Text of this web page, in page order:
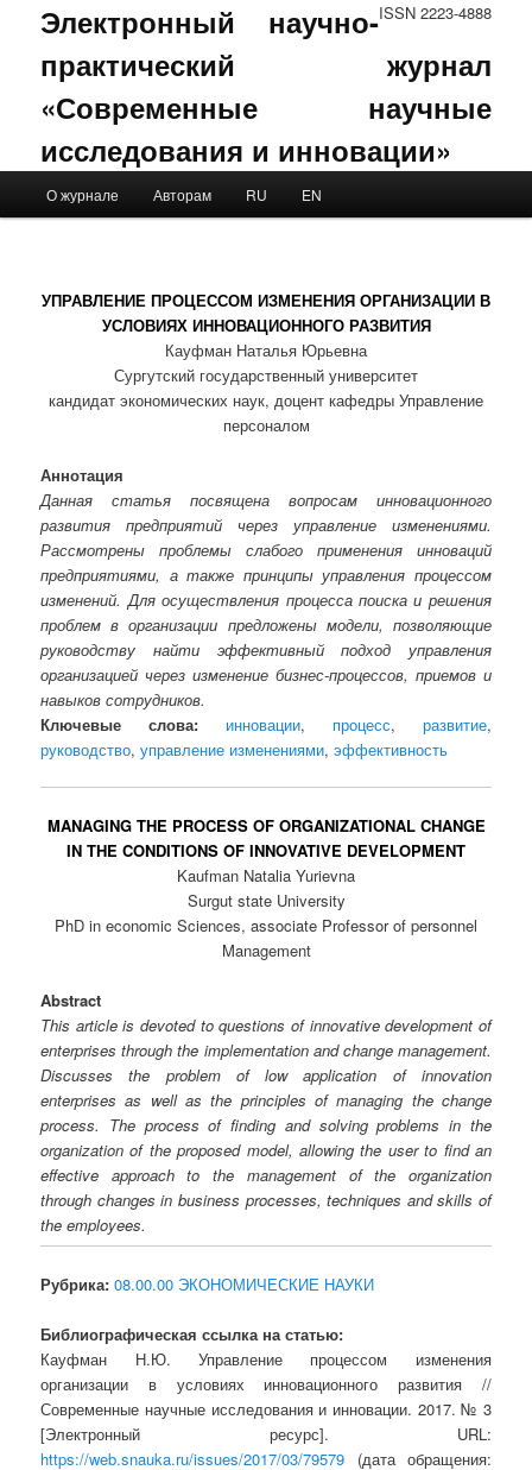
ISSN 2223-4888
Электронный научно-
практический журнал
«Современные научные
исследования и инновации»
Skip to primary content
Skip to secondary content
О журнале Авторам RU EN
УПРАВЛЕНИЕ ПРОЦЕССОМ ИЗМЕНЕНИЯ ОРГАНИЗАЦИИ В
УСЛОВИЯХ ИННОВАЦИОННОГО РАЗВИТИЯ
Кауфман Наталья Юрьевна
Сургутский государственный университет
кандидат экономических наук, доцент кафедры Управление
персоналом
Аннотация
Данная статья посвящена вопросам инновационного
развития предприятий через управление изменениями.
Рассмотрены проблемы слабого применения инноваций
предприятиями, а также принципы управления процессом
изменений. Для осуществления процесса поиска и решения
проблем в организации предложены модели, позволяющие
руководству найти эффективный подход управления
организацией через изменение бизнес-процессов, приемов и
навыков сотрудников.
Ключевые слова:
инновации, процесс, развитие,
руководство,управление изменениями,эффективность
MANAGING THE PROCESS OF ORGANIZATIONAL CHANGE
IN THE CONDITIONS OF INNOVATIVE DEVELOPMENT
Kaufman Natalia Yurievna
Surgut state University
PhD in economic Sciences, associate Professor of personnel
Management
Abstract
This article is devoted to questions of innovative development of
enterprises through the implementation and change management.
Discusses the problem of low application of innovation
enterprises as well as the principles of managing the change
process. The process of finding and solving problems in the
organization of the proposed model, allowing the user to find an
effective approach to the management of the organization
through changes in business processes, techniques and skills of
the employees.
Рубрика: 08.00.00 ЭКОНОМИЧЕСКИЕ НАУКИ
Библиографическая ссылка на статью:
Кауфман Н.Ю. Управление процессом изменения
организации в условиях инновационного развития //
Современные научные исследования и инновации. 2017. № 3
[Электронный ресурс]. URL:
https://web.snauka.ru/issues/2017/03/79579 (дата обращения: